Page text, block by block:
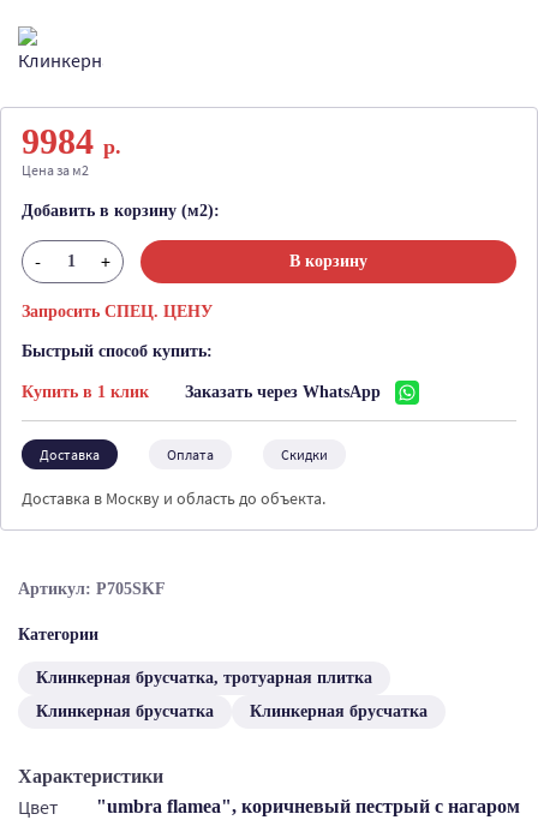
Артикул: P705SKF
Категории
Клинкерная брусчатка, тротуарная плитка
Клинкерная брусчатка
Клинкерная брусчатка
Характеристики
Цвет "umbra flamea", коричневый пестрый с нагаром
9984 р.
Цена за м2
Добавить в корзину (м2):
- + В корзину
Запросить СПЕЦ. ЦЕНУ
Быстрый способ купить:
Купить в 1 клик Заказать через WhatsApp
Доставка Оплата Скидки
Доставка в Москву и область до объекта.